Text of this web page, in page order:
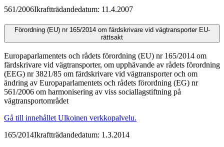
561/2006Ikraftträdandedatum: 11.4.2007
Förordning (EU) nr 165/2014 om färdskrivare vid vägtransporter EU-
rättsakt
Europaparlamentets och rådets förordning (EU) nr 165/2014 om
färdskrivare vid vägtransporter, om upphävande av rådets förordning
(EEG) nr 3821/85 om färdskrivare vid vägtransporter och om
ändring av Europaparlamentets och rådets förordning (EG) nr
561/2006 om harmonisering av viss sociallagstiftning på
vägtransportområdet
Gå till innehållet Ulkoinen verkkopalvelu.
165/2014Ikraftträdandedatum: 1.3.2014